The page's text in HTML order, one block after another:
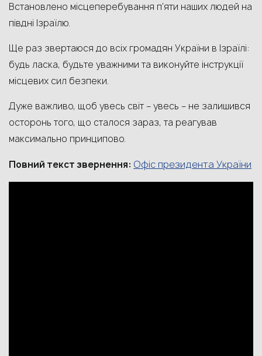
Встановлено місцеперебування п’яти наших людей на
півдні Ізраїлю.
Ще раз звертаюся до всіх громадян України в Ізраїлі:
будь ласка, будьте уважними та виконуйте інструкції
місцевих сил безпеки.
Дуже важливо, щоб увесь світ – увесь – не залишився
осторонь того, що сталося зараз, та реагував
максимально принципово.
Повний текст звернення: Офіс президента України